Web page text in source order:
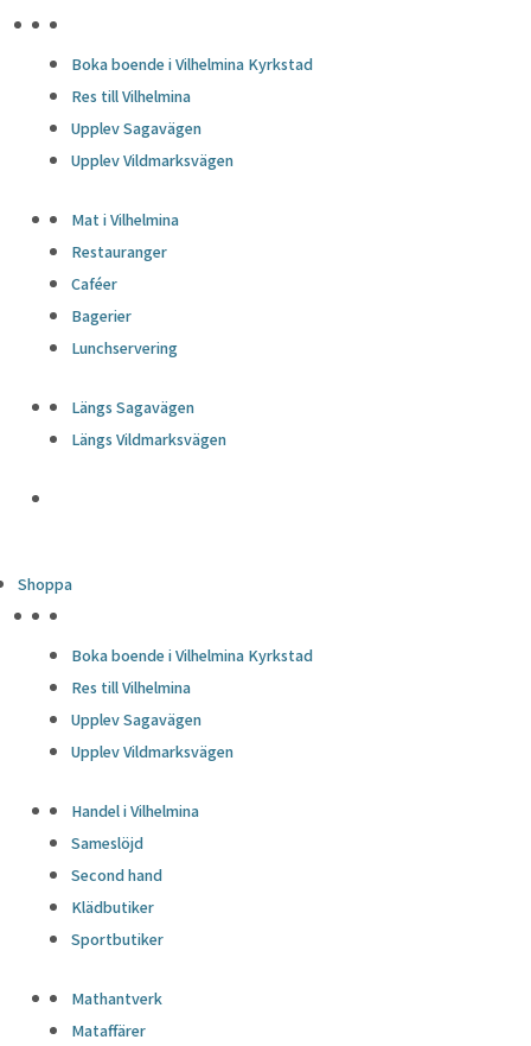
Boka boende i Vilhelmina Kyrkstad
Res till Vilhelmina
Upplev Sagavägen
Upplev Vildmarksvägen
Mat i Vilhelmina
Restauranger
Caféer
Bagerier
Lunchservering
Längs Sagavägen
Längs Vildmarksvägen
Shoppa
Boka boende i Vilhelmina Kyrkstad
Res till Vilhelmina
Upplev Sagavägen
Upplev Vildmarksvägen
Handel i Vilhelmina
Sameslöjd
Second hand
Klädbutiker
Sportbutiker
Mathantverk
Mataffärer